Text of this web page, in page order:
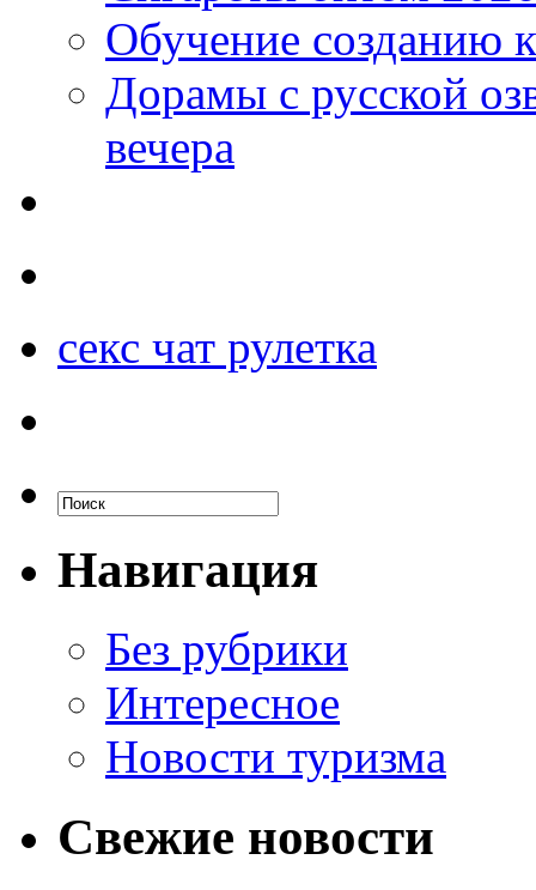
Обучение созданию
Дорамы с русской
вечера
секс чат рулетка
Навигация
Без рубрики
Интересное
Новости туризма
Свежие новости